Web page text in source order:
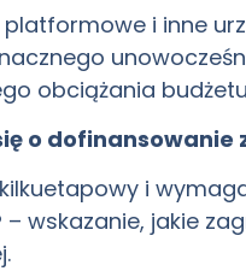
platformowe i inne
obciążania
o dofinansowanie z
i
– wskazanie, jakie